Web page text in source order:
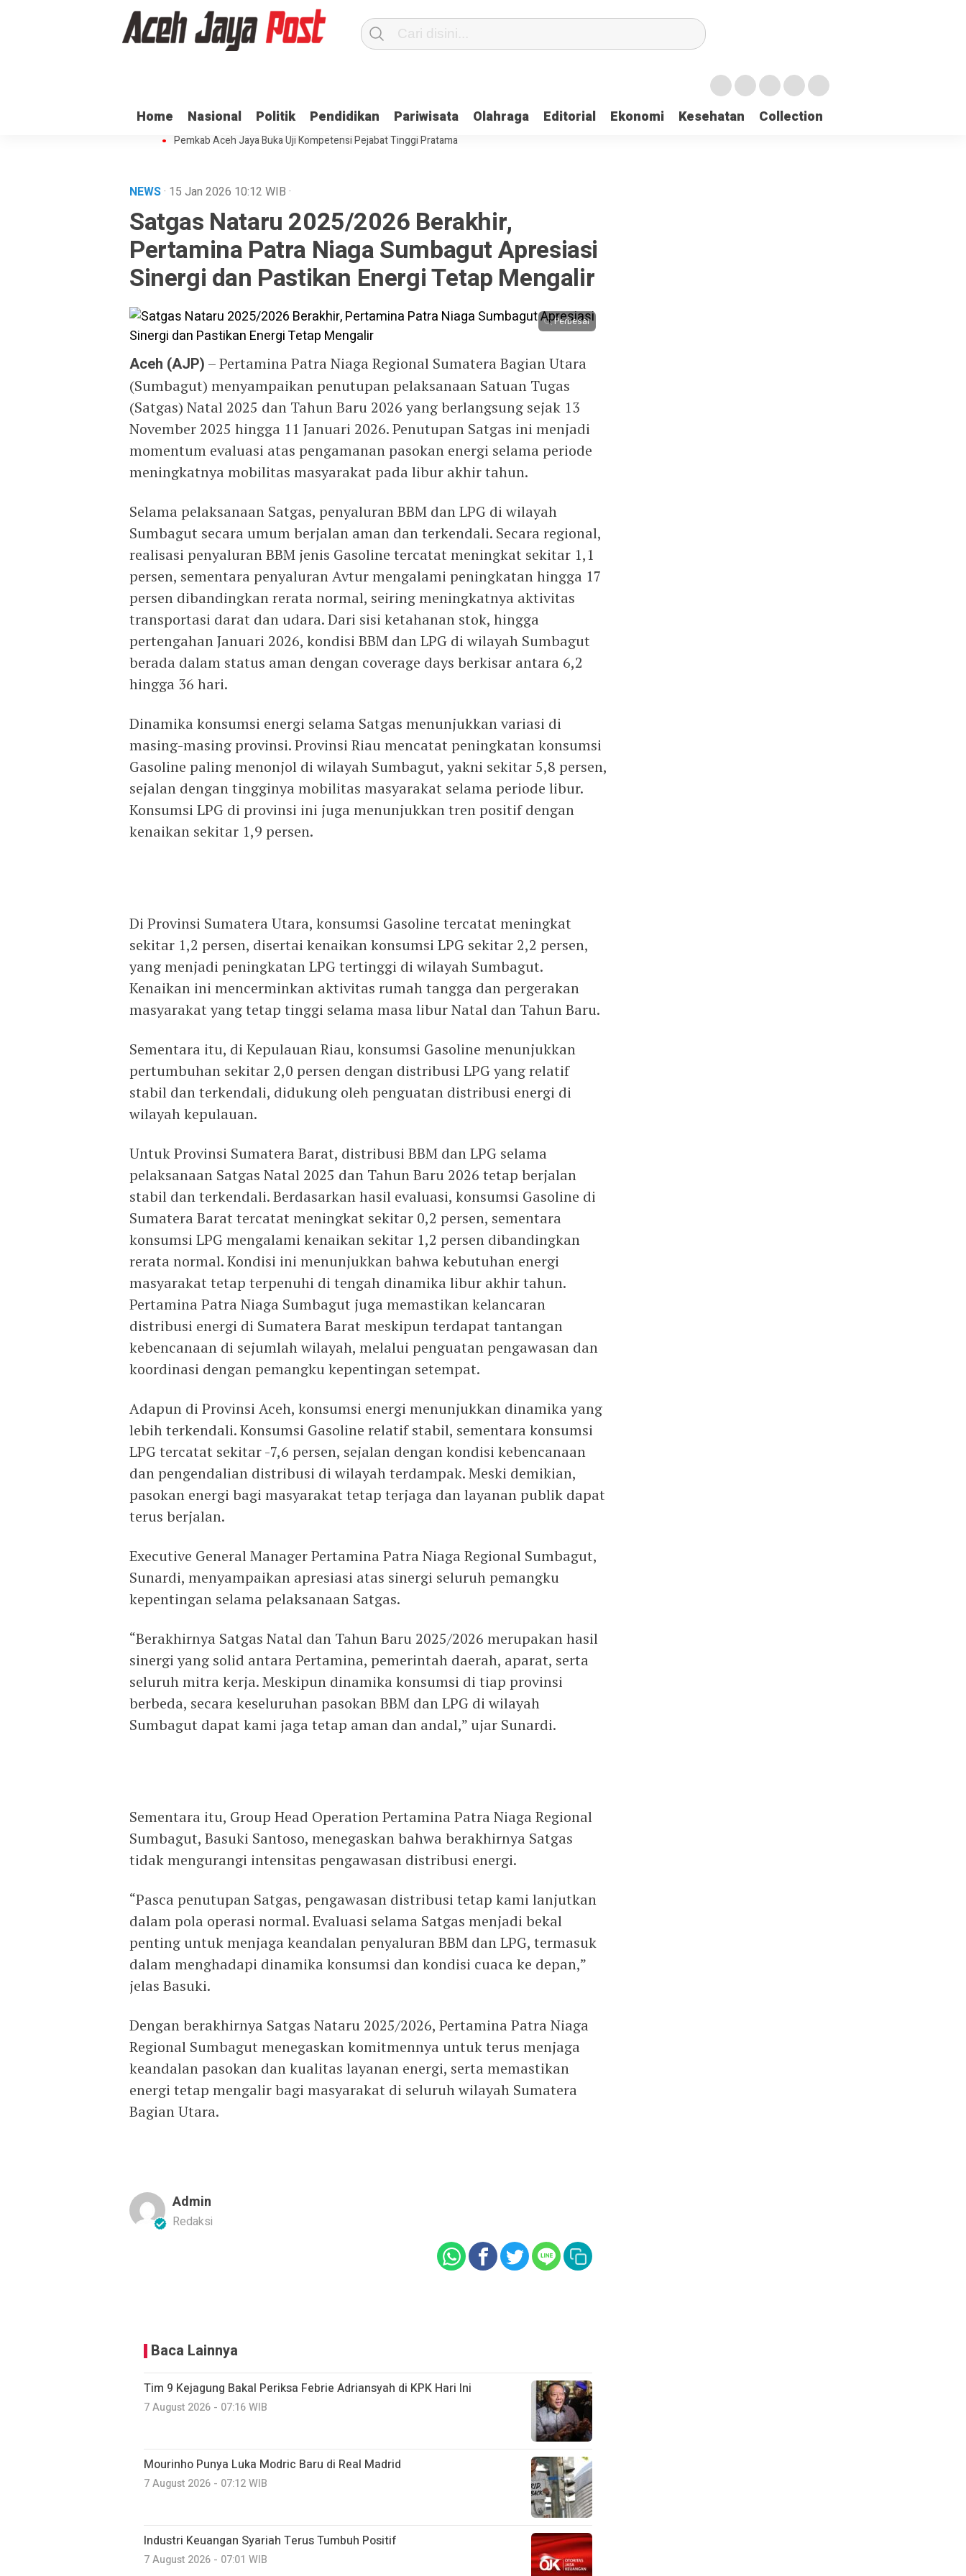
Home Nasional Politik Pendidikan Pariwisata Olahraga Editorial Ekonomi Kesehatan Collection
Ratusan ASN di Aceh Jaya Belum Terima Gaji
Ulama dan Pj Bupati Aceh Jaya Bahas Penguatan Kemandirian Dayah
Dua Oknum Anggota Polda Aceh Ditangkap, Ini Kasusnya
Saat Proses Sortir, Panwaslih Aceh Jaya Temukan 137 Surat Suara Rusak
Pemkab Aceh Jaya Buka Uji Kompetensi Pejabat Tinggi Pratama
NEWS· 15 Jan 2026 10:12 WIB ·
Satgas Nataru 2025/2026 Berakhir,
Pertamina Patra Niaga Sumbagut Apresiasi
Sinergi dan Pastikan Energi Tetap Mengalir
Perbesar
Aceh (AJP) – Pertamina Patra Niaga Regional Sumatera Bagian Utara
(Sumbagut) menyampaikan penutupan pelaksanaan Satuan Tugas
(Satgas) Natal 2025 dan Tahun Baru 2026 yang berlangsung sejak 13
November 2025 hingga 11 Januari 2026. Penutupan Satgas ini menjadi
momentum evaluasi atas pengamanan pasokan energi selama periode
meningkatnya mobilitas masyarakat pada libur akhir tahun.
Selama pelaksanaan Satgas, penyaluran BBM dan LPG di wilayah
Sumbagut secara umum berjalan aman dan terkendali. Secara regional,
realisasi penyaluran BBM jenis Gasoline tercatat meningkat sekitar 1,1
persen, sementara penyaluran Avtur mengalami peningkatan hingga 17
persen dibandingkan rerata normal, seiring meningkatnya aktivitas
transportasi darat dan udara. Dari sisi ketahanan stok, hingga
pertengahan Januari 2026, kondisi BBM dan LPG di wilayah Sumbagut
berada dalam status aman dengan coverage days berkisar antara 6,2
hingga 36 hari.
Dinamika konsumsi energi selama Satgas menunjukkan variasi di
masing-masing provinsi. Provinsi Riau mencatat peningkatan konsumsi
Gasoline paling menonjol di wilayah Sumbagut, yakni sekitar 5,8 persen,
sejalan dengan tingginya mobilitas masyarakat selama periode libur.
Konsumsi LPG di provinsi ini juga menunjukkan tren positif dengan
kenaikan sekitar 1,9 persen.
Di Provinsi Sumatera Utara, konsumsi Gasoline tercatat meningkat
sekitar 1,2 persen, disertai kenaikan konsumsi LPG sekitar 2,2 persen,
yang menjadi peningkatan LPG tertinggi di wilayah Sumbagut.
Kenaikan ini mencerminkan aktivitas rumah tangga dan pergerakan
masyarakat yang tetap tinggi selama masa libur Natal dan Tahun Baru.
Sementara itu, di Kepulauan Riau, konsumsi Gasoline menunjukkan
pertumbuhan sekitar 2,0 persen dengan distribusi LPG yang relatif
stabil dan terkendali, didukung oleh penguatan distribusi energi di
wilayah kepulauan.
Untuk Provinsi Sumatera Barat, distribusi BBM dan LPG selama
pelaksanaan Satgas Natal 2025 dan Tahun Baru 2026 tetap berjalan
stabil dan terkendali. Berdasarkan hasil evaluasi, konsumsi Gasoline di
Sumatera Barat tercatat meningkat sekitar 0,2 persen, sementara
konsumsi LPG mengalami kenaikan sekitar 1,2 persen dibandingkan
rerata normal. Kondisi ini menunjukkan bahwa kebutuhan energi
masyarakat tetap terpenuhi di tengah dinamika libur akhir tahun.
Pertamina Patra Niaga Sumbagut juga memastikan kelancaran
distribusi energi di Sumatera Barat meskipun terdapat tantangan
kebencanaan di sejumlah wilayah, melalui penguatan pengawasan dan
koordinasi dengan pemangku kepentingan setempat.
Adapun di Provinsi Aceh, konsumsi energi menunjukkan dinamika yang
lebih terkendali. Konsumsi Gasoline relatif stabil, sementara konsumsi
LPG tercatat sekitar -7,6 persen, sejalan dengan kondisi kebencanaan
dan pengendalian distribusi di wilayah terdampak. Meski demikian,
pasokan energi bagi masyarakat tetap terjaga dan layanan publik dapat
terus berjalan.
Executive General Manager Pertamina Patra Niaga Regional Sumbagut,
Sunardi, menyampaikan apresiasi atas sinergi seluruh pemangku
kepentingan selama pelaksanaan Satgas.
“Berakhirnya Satgas Natal dan Tahun Baru 2025/2026 merupakan hasil
sinergi yang solid antara Pertamina, pemerintah daerah, aparat, serta
seluruh mitra kerja. Meskipun dinamika konsumsi di tiap provinsi
berbeda, secara keseluruhan pasokan BBM dan LPG di wilayah
Sumbagut dapat kami jaga tetap aman dan andal,” ujar Sunardi.
Sementara itu, Group Head Operation Pertamina Patra Niaga Regional
Sumbagut, Basuki Santoso, menegaskan bahwa berakhirnya Satgas
tidak mengurangi intensitas pengawasan distribusi energi.
“Pasca penutupan Satgas, pengawasan distribusi tetap kami lanjutkan
dalam pola operasi normal. Evaluasi selama Satgas menjadi bekal
penting untuk menjaga keandalan penyaluran BBM dan LPG, termasuk
dalam menghadapi dinamika konsumsi dan kondisi cuaca ke depan,”
jelas Basuki.
Dengan berakhirnya Satgas Nataru 2025/2026, Pertamina Patra Niaga
Regional Sumbagut menegaskan komitmennya untuk terus menjaga
keandalan pasokan dan kualitas layanan energi, serta memastikan
energi tetap mengalir bagi masyarakat di seluruh wilayah Sumatera
Bagian Utara.
Admin
Redaksi
Baca Lainnya
Tim 9 Kejagung Bakal Periksa Febrie Adriansyah di KPK Hari Ini
7 August 2026 - 07:16 WIB
Mourinho Punya Luka Modric Baru di Real Madrid
7 August 2026 - 07:12 WIB
Industri Keuangan Syariah Terus Tumbuh Positif
7 August 2026 - 07:01 WIB